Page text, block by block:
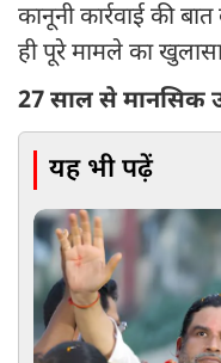
कानूनी कार्रवाई की
ही पूरे मामले का
27 साल से मानसिक
यह भी पढ़ें